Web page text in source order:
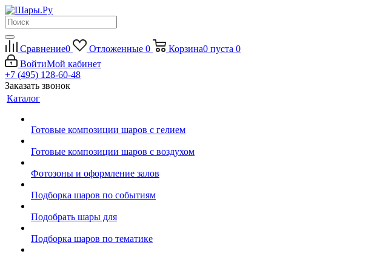
Сравнение0 Отложенные 0 Корзина0 пуста 0
ВойтиМой кабинет
+7 (495) 128-60-48
Заказать звонок
Каталог
Готовые композиции шаров с гелием
Готовые композиции шаров с воздухом
Фотозоны и оформление залов
Подборка шаров по событиям
Подобрать шары для
Подборка шаров по тематике